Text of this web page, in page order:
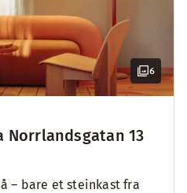
6
Norrlandsgatan 13
– bare et steinkast fra